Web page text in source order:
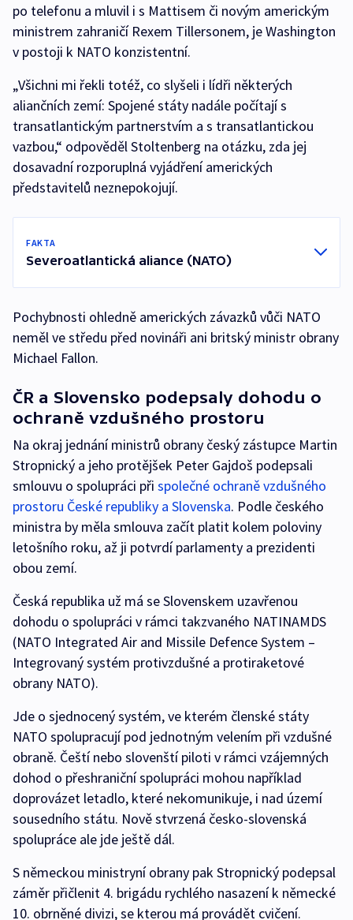
po telefonu a mluvil i s Mattisem či novým americkým
ministrem zahraničí Rexem Tillersonem, je Washington
v postoji k NATO konzistentní.
„Všichni mi řekli totéž, co slyšeli i lídři některých
aliančních zemí: Spojené státy nadále počítají s
transatlantickým partnerstvím a s transatlantickou
vazbou,“ odpověděl Stoltenberg na otázku, zda jej
dosavadní rozporuplná vyjádření amerických
představitelů neznepokojují.
FAKTA
Severoatlantická aliance (NATO)
Pochybnosti ohledně amerických závazků vůči NATO
neměl ve středu před novináři ani britský ministr obrany
Michael Fallon.
ČR a Slovensko podepsaly dohodu o
ochraně vzdušného prostoru
Na okraj jednání ministrů obrany český zástupce Martin
Stropnický a jeho protějšek Peter Gajdoš podepsali
smlouvu o spolupráci při společné ochraně vzdušného
prostoru České republiky a Slovenska. Podle českého
ministra by měla smlouva začít platit kolem poloviny
letošního roku, až ji potvrdí parlamenty a prezidenti
obou zemí.
Česká republika už má se Slovenskem uzavřenou
dohodu o spolupráci v rámci takzvaného NATINAMDS
(NATO Integrated Air and Missile Defence System –
Integrovaný systém protivzdušné a protiraketové
obrany NATO).
Jde o sjednocený systém, ve kterém členské státy
NATO spolupracují pod jednotným velením při vzdušné
obraně. Čeští nebo slovenští piloti v rámci vzájemných
dohod o přeshraniční spolupráci mohou například
doprovázet letadlo, které nekomunikuje, i nad území
sousedního státu. Nově stvrzená česko-slovenská
spolupráce ale jde ještě dál.
S německou ministryní obrany pak Stropnický podepsal
záměr přičlenit 4. brigádu rychlého nasazení k německé
10. obrněné divizi, se kterou má provádět cvičení.